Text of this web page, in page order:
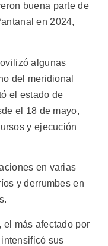
buena parte de
en 2024,
algunas
del meridional
el estado de
el 18 de mayo,
y ejecución
en varias
y derrumbes en
el más afectado por
sus